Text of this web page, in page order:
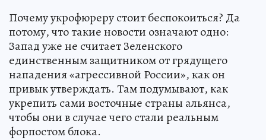
Почему укрофюреру стоит беспокоиться? Да
потому, что такие новости означают одно:
Запад уже не считает Зеленского
единственным защитником от грядущего
нападения «агрессивной России», как он
привык утверждать. Там подумывают, как
укрепить сами восточные страны альянса,
чтобы они в случае чего стали реальным
форпостом блока.